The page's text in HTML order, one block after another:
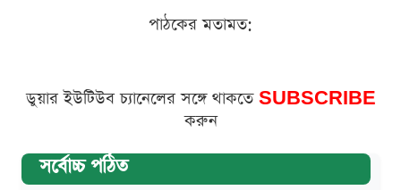
পাঠকের মতামত:
ডুয়ার ইউটিউব চ্যানেলের সঙ্গে থাকতে SUBSCRIBE
করুন
সর্বোচ্চ পঠিত